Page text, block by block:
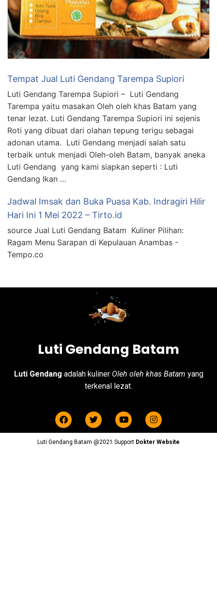
Tempat Jual Luti Gendang Tarempa Supiori
Luti Gendang Tarempa Supiori – Luti Gendang
Tarempa yaitu masakan Oleh oleh khas Batam yang
tenar lezat. Luti Gendang Tarempa Supiori ini sejenis
Roti yang dibuat dari olahan tepung terigu sebagai
adonan utama. Luti Gendang menjadi salah satu
terbaik untuk menjadi Oleh-oleh Batam, banyak aneka
Luti Gendang yang kami siapkan seperti : Luti
Gendang Ikan …
Jadwal Imsak dan Buka Puasa Kab. Indragiri Hilir
Hari Ini 1 Mei 2022 – Tirto.id
source Jual Luti Gendang Batam Kuliner Pilihan:
Ragam Menu Sarapan di Kepulauan Anambas -
Tempo.co
Luti Gendang Batam
Luti Gendang adalah kuliner Oleh oleh khas Batam yang
terkenal lezat.
Luti Gendang Batam @2021 Support Dokter Website